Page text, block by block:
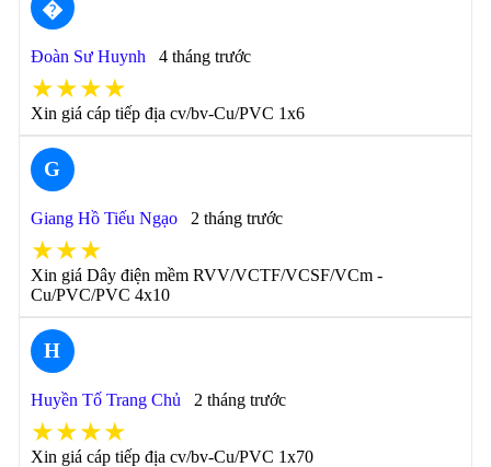
�
Đoàn Sư Huynh 4 tháng trước
★★★★
Xin giá cáp tiếp địa cv/bv-Cu/PVC 1x6
G
Giang Hồ Tiếu Ngạo 2 tháng trước
★★★
Xin giá Dây điện mềm RVV/VCTF/VCSF/VCm -
Cu/PVC/PVC 4x10
H
Huyền Tố Trang Chủ 2 tháng trước
★★★★
Xin giá cáp tiếp địa cv/bv-Cu/PVC 1x70